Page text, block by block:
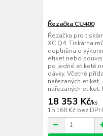
Řezačka CU400
Řezačka pro
XC Q4. Tiskárna
doplněna o
etiket nebo
po jedné etiketě
dávky. Včetně
nařezaných etiket,
nařezaných etiket.
18 353 Kč/ks
15 168 Kč bez DPH